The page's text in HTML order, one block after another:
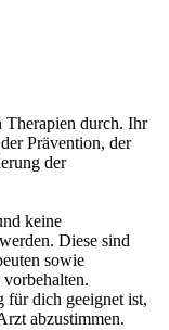
Therapien durch. Ihr
Prävention, der
der
keine
Diese sind
sowie
für dich geeignet ist,
abzustimmen.